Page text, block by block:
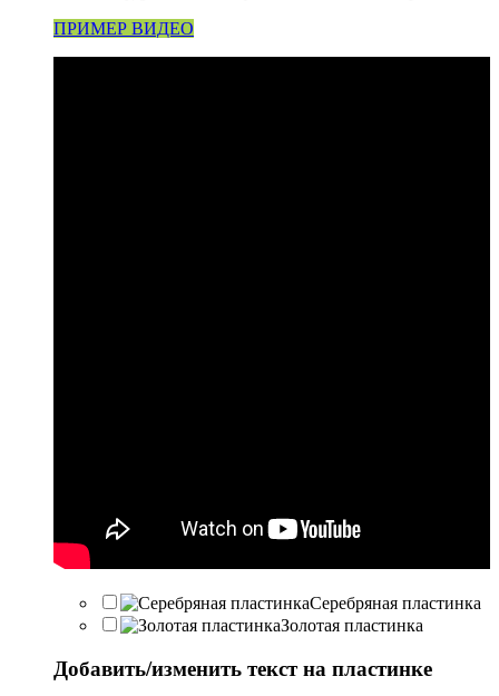
ПРИМЕР ВИДЕО
Серебряная пластинка
Золотая пластинка
Добавить/изменить текст на пластинке